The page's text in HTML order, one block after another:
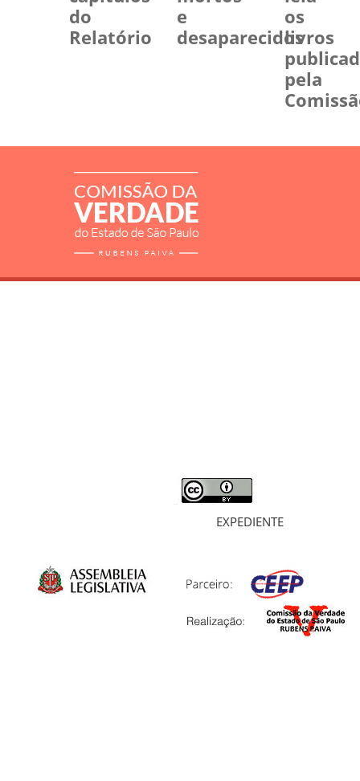
do
Relatório
e
desaparecidos
os
livros
pela
EXPEDIENTE